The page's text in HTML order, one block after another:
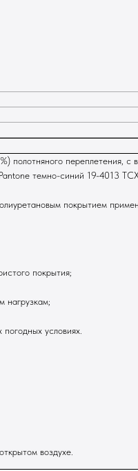
полотняного
темно-синий 19-4013
покрытием
покрытия;
нагрузкам;
условиях.
воздухе.